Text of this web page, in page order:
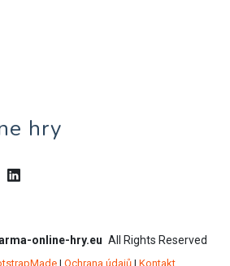
hry
online-hry.eu All Rights Reserved
| Ochrana údajů| Kontakt